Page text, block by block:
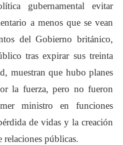
gubernamental evitar
a menos que se vean
del Gobierno británico,
tras expirar sus treinta
muestran que hubo planes
la fuerza, pero no fueron
ministro en funciones
de vidas y la creación
relaciones públicas.